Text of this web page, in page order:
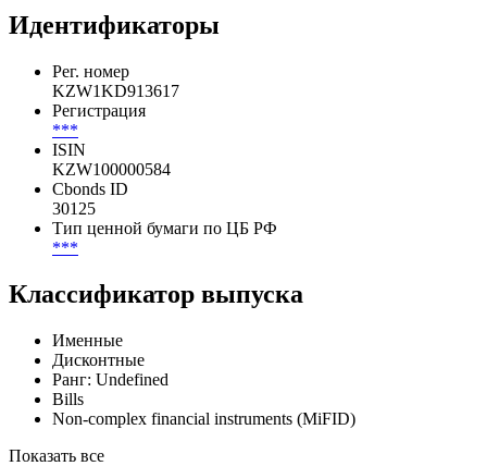
*** ***
Идентификаторы
Рег. номер
KZW1KD913617
Регистрация
***
ISIN
KZW100000584
Тип ценной бумаги по ЦБ РФ
Классификатор выпуска
Именные
Дисконтные
Ранг: Undefined